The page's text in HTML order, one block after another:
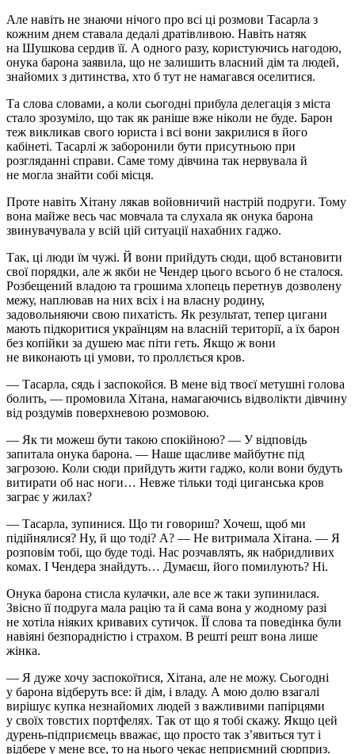
Але навіть не знаючи нічого про всі ці розмови Тасарла з
кожним днем ставала дедалі дратівливою. Навіть натяк
на Шушкова сердив її. А одного разу, користуючись нагодою,
онука барона заявила, що не залишить власний дім та людей,
знайомих з дитинства, хто б тут не намагався оселитися.
Та слова словами, а коли сьогодні прибула делегація з міста
стало зрозуміло, що так як раніше вже ніколи не буде. Барон
теж викликав свого юриста і всі вони закрилися в його
кабінеті. Тасарлі ж заборонили бути присутньою при
розгляданні справи. Саме тому дівчина так нервувала й
не могла знайти собі місця.
Проте навіть Хітану лякав войовничий настрій подруги. Тому
вона майже весь час мовчала та слухала як онука барона
звинувачувала у всій цій ситуації нахабних гаджо.
Так, ці люди їм чужі. Й вони прийдуть сюди, щоб встановити
свої порядки, але ж якби не Чендер цього всього б не сталося.
Розбещений владою та грошима хлопець перетнув дозволену
межу, наплював на них всіх і на власну родину,
задовольняючи свою пихатість. Як результат, тепер цигани
мають підкоритися українцям на власній території, а їх барон
без копійки за душею має піти геть. Якщо ж вони
не виконають ці умови, то проллється кров.
— Тасарла, сядь і заспокойся. В мене від твоєї метушні голова
болить, — промовила Хітана, намагаючись відволікти дівчину
від роздумів поверхневою розмовою.
— Як ти можеш бути такою спокійною? — У відповідь
запитала онука барона. — Наше щасливе майбутнє під
загрозою. Коли сюди прийдуть жити гаджо, коли вони будуть
витирати об нас ноги… Невже тільки тоді циганська кров
заграє у жилах?
— Тасарла, зупинися. Що ти говориш? Хочеш, щоб ми
підійнялися? Ну, й що тоді? А? — Не витримала Хітана. — Я
розповім тобі, що буде тоді. Нас розчавлять, як набридливих
комах. І Чендера знайдуть… Думаєш, його помилують? Ні.
Онука барона стисла кулачки, але все ж таки зупинилася.
Звісно її подруга мала рацію та й сама вона у жодному разі
не хотіла ніяких кривавих сутичок. ЇЇ слова та поведінка були
навіяні безпорадністю і страхом. В решті решт вона лише
жінка.
— Я дуже хочу заспокоїтися, Хітана, але не можу. Сьогодні
у барона відберуть все: й дім, і владу. А мою долю взагалі
вирішує купка незнайомих людей з важливими папірцями
у своїх товстих портфелях. Так от що я тобі скажу. Якщо цей
дурень-підприємець вважає, що просто так з’явиться тут і
відбере у мене все, то на нього чекає неприємний сюрприз.